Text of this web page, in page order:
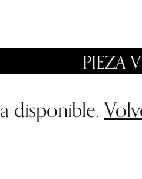
PIEZA
disponible.